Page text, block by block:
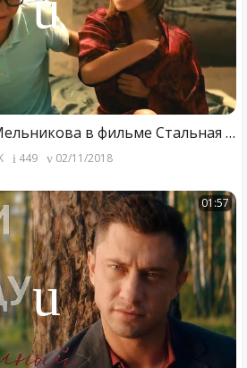
Обнаженная Даша Мельникова в фильме Стальная Бабочка (2012)
449 02/11/2018
01:57